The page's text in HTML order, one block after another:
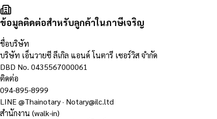
ข้อมูลติดต่อสำหรับลูกค้าในภาษีเจริญ
ชื่อบริษัท
บริษัท เอ็นวายซี ลีเกิล แอนด์ โนตารี เซอร์วิส จำกัด
DBD No. 0435567000061
ติดต่อ
094-895-8999
LINE@Thainotary· Notary@ilc.ltd
สำนักงาน (walk-in)